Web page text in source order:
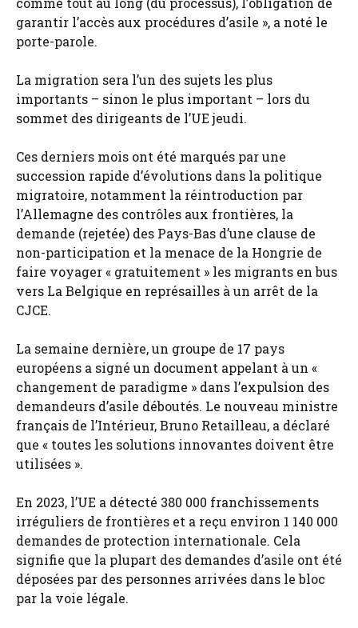
garantir l’accès aux procédures d’asile », a noté le
porte-parole.
La migration sera l’un des sujets les plus
importants – sinon le plus important – lors du
sommet des dirigeants de l’UE jeudi.
Ces derniers mois ont été marqués par une
succession rapide d’évolutions dans la politique
migratoire, notamment la réintroduction par
l’Allemagne des contrôles aux frontières, la
demande (rejetée) des Pays-Bas d’une clause de
non-participation et la menace de la Hongrie de
faire voyager « gratuitement » les migrants en bus
vers La Belgique en représailles à un arrêt de la
CJCE.
La semaine dernière, un groupe de 17 pays
européens a signé un document appelant à un «
changement de paradigme » dans l’expulsion des
demandeurs d’asile déboutés. Le nouveau ministre
français de l’Intérieur, Bruno Retailleau, a déclaré
que « toutes les solutions innovantes doivent être
utilisées ».
En 2023, l’UE a détecté 380 000 franchissements
irréguliers de frontières et a reçu environ 1 140 000
demandes de protection internationale. Cela
signifie que la plupart des demandes d’asile ont été
déposées par des personnes arrivées dans le bloc
par la voie légale.